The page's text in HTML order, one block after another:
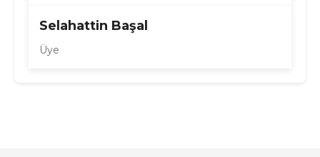
Selahattin Başal
Üye